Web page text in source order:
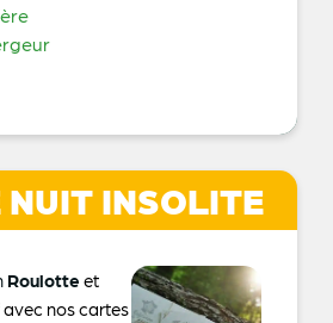
NUIT INSOLITE
Roulotte et
nos cartes